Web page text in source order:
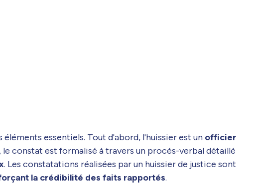
essentiels. Tout d'abord, l'huissier est un officier
le constat est formalisé à travers un procés-verbal détaillé
. Les constatations réalisées par un huissier de justice sont
la crédibilité des faits rapportés.